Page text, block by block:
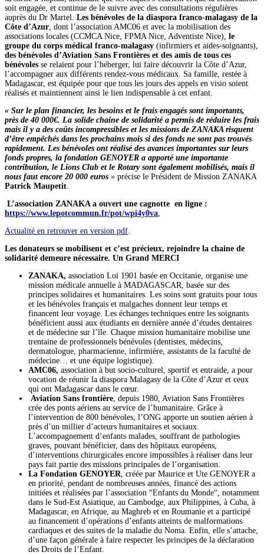
soit engagée, et continue de le suivre avec des consultations régulières
auprès du Dr Martel. Les bénévoles de la diaspora franco-malagasy de la
Côte d’Azur, dont l’association AMC06 et avec la mobilisation des
associations locales (CCMCA Nice, FPMA Nice, Adventiste Nice), le
groupe du corps médical franco-malagasy (infirmiers et aides-soignants),
des bénévoles d’Aviation Sans Frontières et des amis de tous ces
bénévoles se relaient pour l’héberger, lui faire découvrir la Côte d’Azur,
l’accompagner aux différents rendez-vous médicaux. Sa famille, restée à
Madagascar, est équipée pour que tous les jours des appels en visio soient
réalisés et maintiennent ainsi le lien indispensable à cet enfant.
« Sur le plan financier, les besoins et le frais engagés sont importants,
près de 40 000€. La solide chaine de solidarité a permis de réduire les frais
mais il y a des coûts incompressibles et les missions de ZANAKA risquent
d’être empêchés dans les prochains mois si des fonds ne sont pas trouvés
rapidement. Les bénévoles ont réalisé des avances importantes sur leurs
fonds propres, la fondation GENOYER a apporté une importante
contribution, le Lions Club et le Rotary sont également mobilisés, mais il
nous faut encore 20 000 euros » précise le Président de Mission ZANAKA
Patrick Maupetit.
L’association ZANAKA a ouvert une cagnotte en ligne :
https://www.lepotcommun.fr/pot/wpi4y0va,
Actualité en retrouver en version pdf.
Les donateurs se mobilisent et c’est précieux, rejoindre la chaine de
solidarité demeure nécessaire. Un Grand MERCI
ZANAKA, association Loi 1901 basée en Occitanie, organise une
mission médicale annuelle à MADAGASCAR, basée sur des
principes solidaires et humanitaires. Les soins sont gratuits pour tous
et les bénévoles français et malgaches donnent leur temps et
financent leur voyage. Les échanges techniques entre les soignants
bénéficient aussi aux étudiants en dernière année d’études dentaires
et de médecine sur l’île. Chaque mission humanitaire mobilise une
trentaine de professionnels bénévoles (dentistes, médecins,
dermatologue, pharmacienne, infirmière, assistants de la faculté de
médecine… et une équipe logistique).
AMC06, association à but socio-culturel, sportif et entraide, a pour
vocation de réunir la diaspora Malagasy de la Côte d’Azur et ceux
qui ont Madagascar dans le cœur.
Aviation Sans frontière, depuis 1980, Aviation Sans Frontières
crée des ponts aériens au service de l’humanitaire. Grâce à
l’intervention de 800 bénévoles, l’ONG apporte un soutien aérien à
près d’un millier d’acteurs humanitaires et sociaux.
L’accompagnement d’enfants malades, souffrant de pathologies
graves, pouvant bénéficier, dans des hôpitaux européens,
d’interventions chirurgicales encore impossibles à réaliser dans leur
pays fait partie des missions principales de l’organisation.
La Fondation GENOYER, créée par Maurice et Ute GENOYER a
en priorité, pendant de nombreuses années, financé des actions
initiées et réalisées par l’association “Enfants du Monde“, notamment
dans le Sud-Est Asiatique, au Cambodge, aux Philippines, à Cuba, à
Madagascar, en Afrique, au Maghreb et en Roumanie et a participé
au financement d’opérations d’enfants atteints de malformations
cardiaques et des suites de la maladie du Noma. Enfin, elle s’attache,
d’une façon générale à faire respecter les principes de la déclaration
des Droits de l’Enfant.